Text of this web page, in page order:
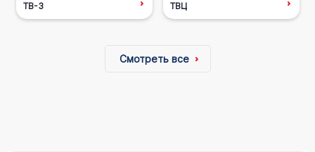
ТВ-3 ТВЦ
Смотреть все